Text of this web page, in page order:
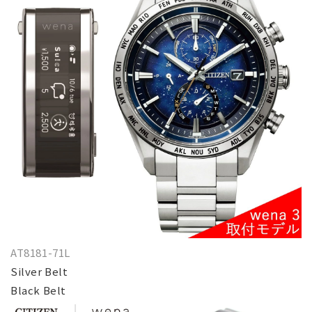
AT8181-71L
Silver Belt
Black Belt